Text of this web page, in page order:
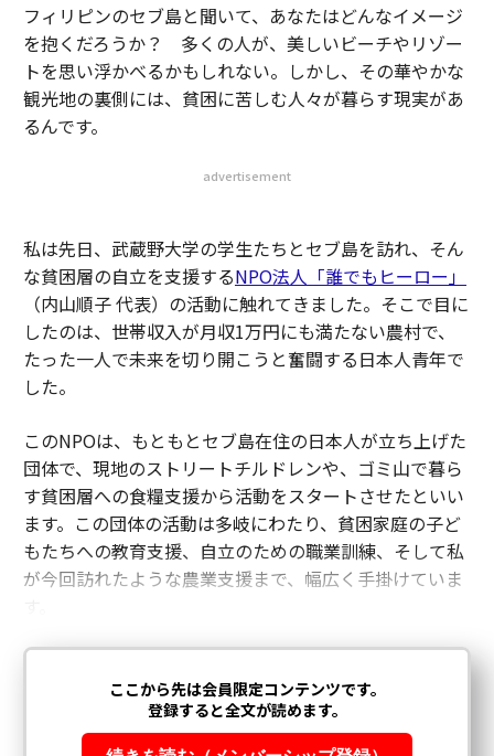
フィリピンのセブ島と聞いて、あなたはどんなイメージ
を抱くだろうか？ 多くの人が、美しいビーチやリゾー
トを思い浮かべるかもしれない。しかし、その華やかな
観光地の裏側には、貧困に苦しむ人々が暮らす現実があ
るんです。
advertisement
私は先日、武蔵野大学の学生たちとセブ島を訪れ、そん
な貧困層の自立を支援するNPO法人「誰でもヒーロー」
（内山順子 代表）の活動に触れてきました。そこで目に
したのは、世帯収入が月収1万円にも満たない農村で、
たった一人で未来を切り開こうと奮闘する日本人青年で
した。
このNPOは、もともとセブ島在住の日本人が立ち上げた
団体で、現地のストリートチルドレンや、ゴミ山で暮ら
す貧困層への食糧支援から活動をスタートさせたといい
ます。この団体の活動は多岐にわたり、貧困家庭の子ど
もたちへの教育支援、自立のための職業訓練、そして私
が今回訪れたような農業支援まで、幅広く手掛けていま